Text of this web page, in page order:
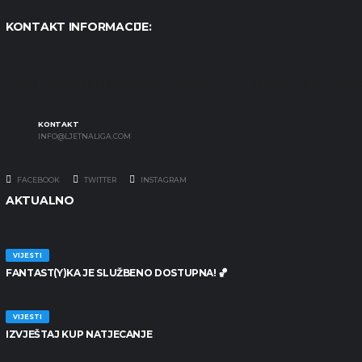
KONTAKT INFORMACIJE:
KONTAKT
INFO@LJETNALIGA.COM
FACEBOOK TWITTER INSTAGRAM
AKTUALNO
VIJESTI
FANTAST(Y)KA JE SLUŽBENO DOSTUPNA! 🏀
VIJESTI
IZVJEŠTAJ KUP NATJECANJE